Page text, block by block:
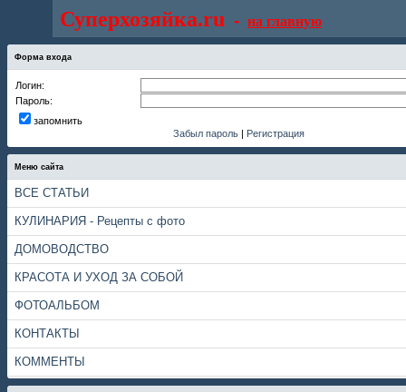
Суперхозяйка.ru - на главную
Форма входа
Логин:
Пароль:
запомнить
Забыл пароль | Регистрация
Меню сайта
ВСЕ СТАТЬИ
КУЛИНАРИЯ - Рецепты с фото
ДОМОВОДСТВО
КРАСОТА И УХОД ЗА СОБОЙ
ФОТОАЛЬБОМ
КОНТАКТЫ
КОММЕНТЫ